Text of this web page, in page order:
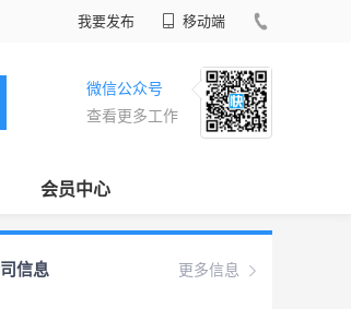
我要发布 移动端
微信公众号
查看更多工作
会员中心
更多信息
信息